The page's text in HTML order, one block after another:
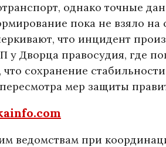
однако точные
пока не взяло на
что инцидент
у Дворца правосудия, где
сохранение
мер защиты
ведомствам при